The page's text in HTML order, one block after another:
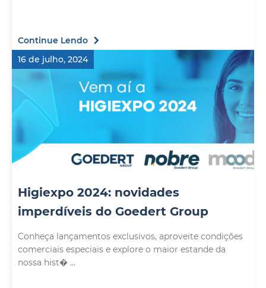
Continue Lendo
16 de julho, 2024
Higiexpo 2024: novidades
imperdíveis do Goedert Group
Conheça lançamentos exclusivos, aproveite condições
comerciais especiais e explore o maior estande da
nossa hist� ...